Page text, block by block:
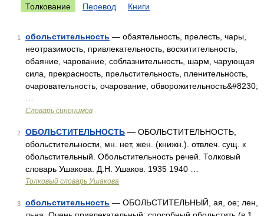
Толкование Перевод Книги
1 обольстительность — обаятельность, прелесть, чары,
неотразимость, привлекательность, восхитительность,
обаяние, чарование, соблазнительность, шарм, чарующая
сила, прекрасность, прельстительность, пленительность,
очаровательность, очарование, обворожительность&#8230;
Словарь синонимов
2 ОБОЛЬСТИТЕЛЬНОСТЬ — ОБОЛЬСТИТЕЛЬНОСТЬ,
обольстительности, мн. нет, жен. (книжн.). отвлеч. сущ. к
обольстительный. Обольстительность речей. Толковый
словарь Ушакова. Д.Н. Ушаков. 1935 1940 …
Толковый словарь Ушакова
3 обольстительность — ОБОЛЬСТИТЕЛЬНЫЙ, ая, ое; лен,